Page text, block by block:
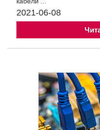
2021-06-08